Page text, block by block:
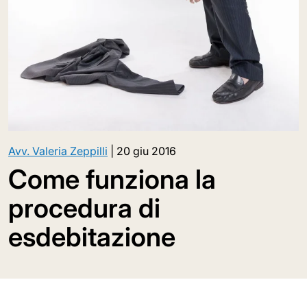
Avv. Valeria Zeppilli 20 giu 2016
Come funziona la
procedura di
esdebitazione